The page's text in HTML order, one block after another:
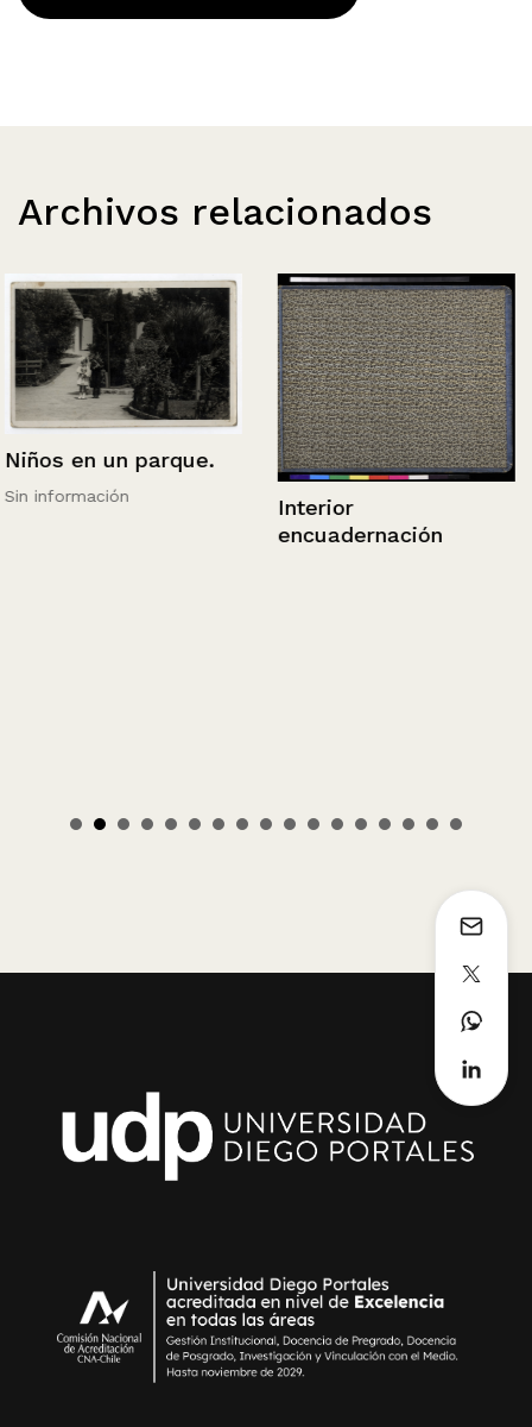
Archivos relacionados
Niños en un parque.
Sin información
Interior
encuadernación